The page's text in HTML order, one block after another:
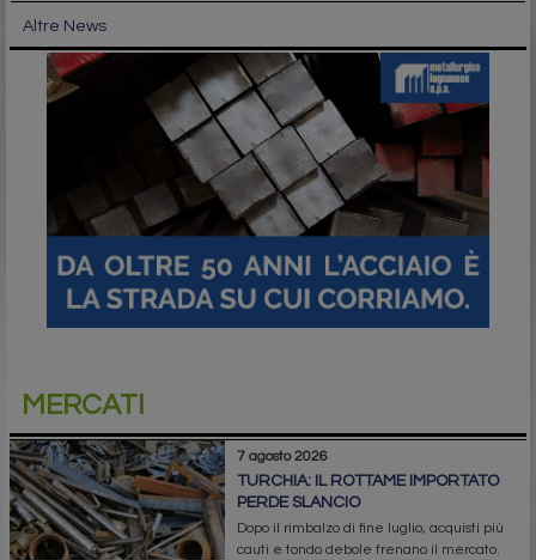
Altre News
MERCATI
7 agosto 2026
TURCHIA: IL ROTTAME IMPORTATO
PERDE SLANCIO
Dopo il rimbalzo di fine luglio, acquisti più
cauti e tondo debole frenano il mercato.